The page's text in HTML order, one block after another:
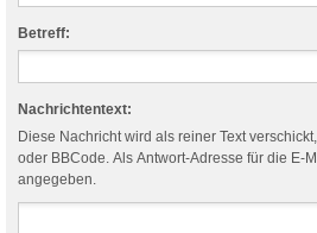
Betreff:
Nachrichtentext:
Diese Nachricht wird als reiner Text
oder BBCode. Als Antwort-Adresse für die E-
angegeben.